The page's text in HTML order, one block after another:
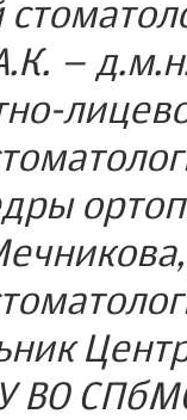
–
ВО